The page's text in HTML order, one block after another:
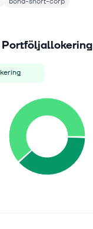
Portföljallokering